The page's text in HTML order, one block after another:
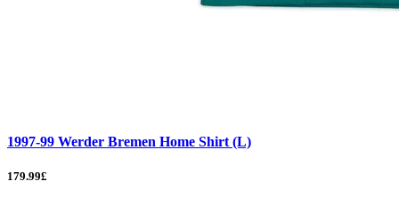
1997-99 Werder Bremen Home Shirt (L)
179.99£